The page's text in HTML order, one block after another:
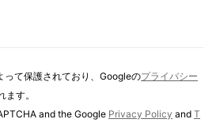
って保護されており、Googleのプライバシー
ます。
and the Google Privacy Policy and T